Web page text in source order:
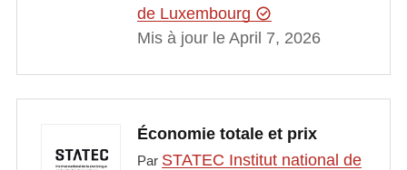
de Luxembourg
Mis à jour le April 7, 2026
Économie totale et prix
Par STATEC Institut national de